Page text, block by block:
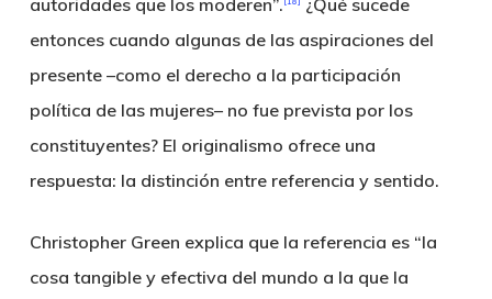
entonces cuando algunas de las aspiraciones del
presente –como el derecho a la participación
política de las mujeres– no fue prevista por los
constituyentes? El originalismo ofrece una
respuesta: la distinción entre referencia y sentido.
Christopher Green explica que la referencia es “la
cosa tangible y efectiva del mundo a la que la